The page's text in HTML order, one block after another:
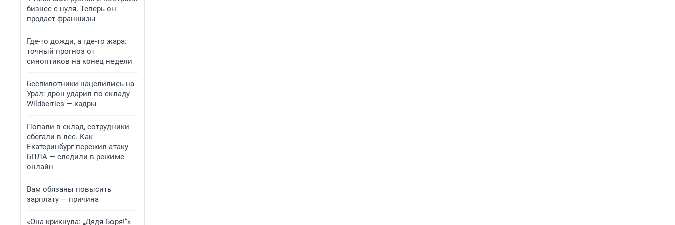
бизнес с нуля. Теперь он
продает франшизы
Где-то дожди, а где-то жара:
точный прогноз от
синоптиков на конец недели
Беспилотники нацелились на
Урал: дрон ударил по складу
Wildberries — кадры
Попали в склад, сотрудники
сбегали в лес. Как
Екатеринбург пережил атаку
БПЛА — следили в режиме
онлайн
Вам обязаны повысить
зарплату — причина
«Она крикнула: „Дядя Боря!“»